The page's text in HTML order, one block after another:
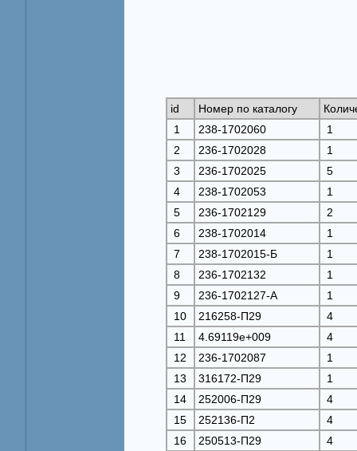
id Номер по каталогу
1
238-1702060
1
2
236-1702028
1
3
236-1702025
5
4
238-1702053
1
5
236-1702129
2
6
238-1702014
1
7
238-1702015-Б
1
8
236-1702132
1
9
236-1702127-А
1
10
216258-П29
4
11
4.69119e+009
4
12
236-1702087
1
13
316172-П29
1
14
252006-П29
4
15
252136-П2
4
16
250513-П29
4